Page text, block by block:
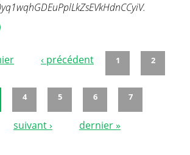
‹ précédent 1 2
4 5 6 7
suivant › dernier »